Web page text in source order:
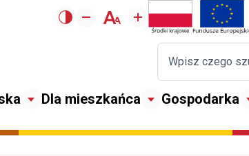
Dla mieszkańca Gospodarka